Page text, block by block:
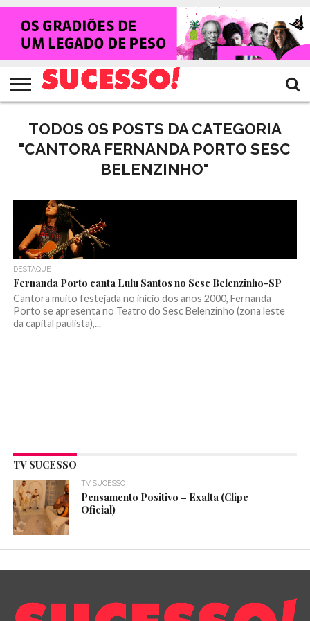
HOME
NOTÍCIAS
SHOWS
ENTREVISTAS
CLIQUES
RANKING
CROWLEY
TV
SUCESSO!
REVISTA
SUCESSO!
TODOS OS POSTS DA CATEGORIA
"CANTORA FERNANDA PORTO SESC
BELENZINHO"
DESTAQUE
Fernanda Porto canta Lulu Santos no Sesc Belenzinho-SP
Cantora muito festejada no início dos anos 2000, Fernanda
Porto se apresenta no Teatro do Sesc Belenzinho (zona leste
da capital paulista),...
TV SUCESSO
TV SUCESSO
Pensamento Positivo – Exalta (Clipe
Oficial)